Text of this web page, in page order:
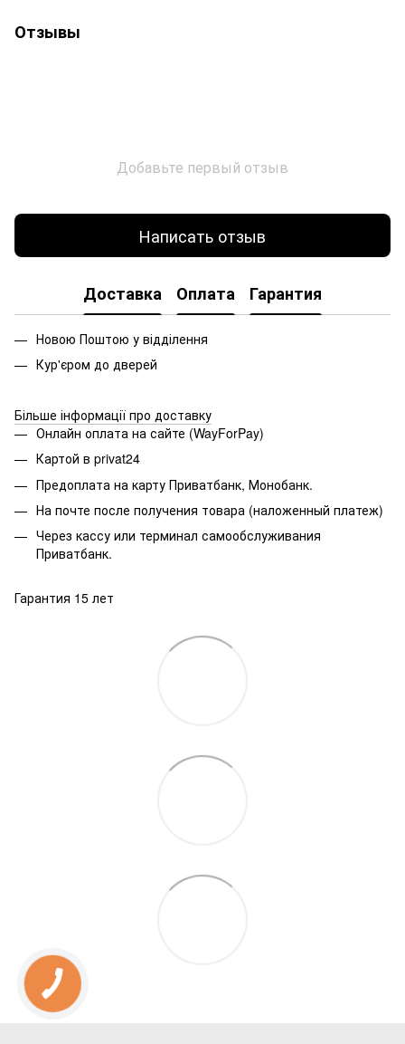
Отзывы
Добавьте первый отзыв
Написать отзыв
Доставка Оплата Гарантия
Новою Поштою у відділення
Кур'єром до дверей
Більше інформації про доставку
Онлайн оплата на сайте (WayForPay)
Картой в privat24
Предоплата на карту Приватбанк, Монобанк.
На почте после получения товара (наложенный платеж)
Через кассу или терминал самообслуживания
Приватбанк.
Гарантия 15 лет